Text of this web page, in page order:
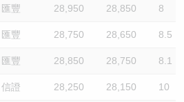
匯豐 28,950 28,850 8
匯豐 28,750 28,650 8.5
匯豐 28,850 28,750 8.1
信證 28,250 28,150 10